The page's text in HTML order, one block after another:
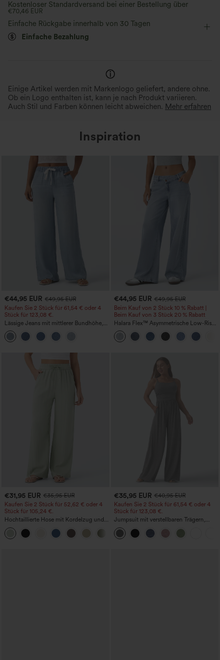
bodenlang
Kostenloser Standardversand bei einer Bestellung über
€70,46 EUR
Einfache Rückgabe innerhalb von 30 Tagen
Einfache Bezahlung
Einige Artikel werden mit Markenlogo geliefert, andere ohne.
Ob ein Logo enthalten ist, kann je nach Produkt variieren.
Auch Stil und Farben können leicht abweichen. Mehr erfahren
Inspiration
€44,95 EUR €49,95 EUR
Kaufen Sie 2 Stück für 61,54 € oder 4
Stück für 123,08 €.
Lässige Jeans mit mittlerer Bundhöhe,
Kordelzug und Taschen
€44,95 EUR €49,95 EUR
Beim Kauf von 2 Stück 10 % Rabatt |
Beim Kauf von 3 Stück 20 % Rabatt
Halara Flex™ Asymmetrische Low-Rise-
Jeans mit Reißverschlusstaschen,
Baggy-Stil, weitem Bein, gewaschen,
lässig
€31,95 EUR €35,95 EUR
Kaufen Sie 2 Stück für 52,62 € oder 4
Stück für 105,24 €.
Hochtaillierte Hose mit Kordelzug und
Taschen, weitem Bein, lässig und locker
in Leinenoptik
+15
€35,95 EUR €40,95 EUR
Kaufen Sie 2 Stück für 61,54 € oder 4
Stück für 123,08 €.
Jumpsuit mit verstellbaren Trägern,
gerafftem Detail, weitem Bein und
meliertem Stoff, lässig, mit Taschen -
Easy Peezy